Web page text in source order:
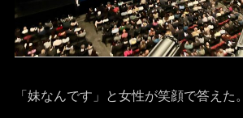
「妹なんです」と女性が笑顔で答えた。